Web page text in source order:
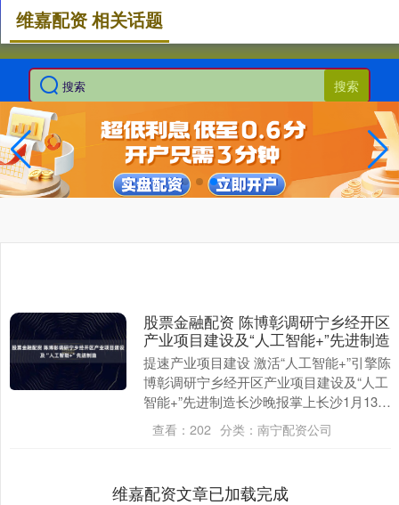
搜索
维嘉配资 相关话题
股票金融配资 陈博彰调研宁乡经开区
产业项目建设及“人工智能+”先进制造
提速产业项目建设 激活“人工智能+”引擎陈
博彰调研宁乡经开区产业项目建设及“人工
智能+”先进制造长沙晚报掌上长沙1月13日
讯（全媒体记者 唐朝昭）13日，市委副....
查看： 202 分类： 南宁配资公司
维嘉配资文章已加载完成